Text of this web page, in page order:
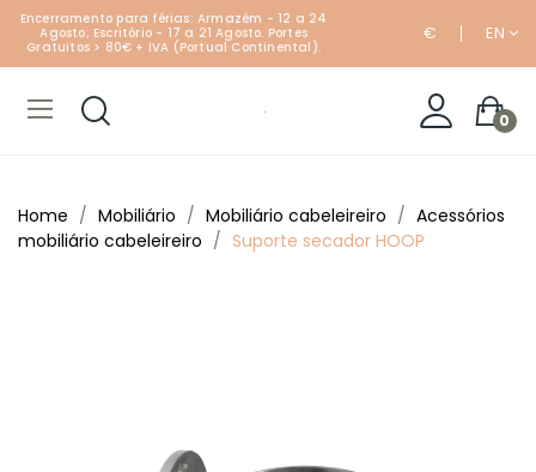
Encerramento para férias: Armazém - 12 a 24
Agosto; Escritório - 17 a 21 Agosto. Portes
Gratuitos > 80€ + IVA (Portual Continental).
€ EN
0
Home Mobiliário Mobiliário cabeleireiro
Acessórios
mobiliário cabeleireiro
Suporte secador HOOP